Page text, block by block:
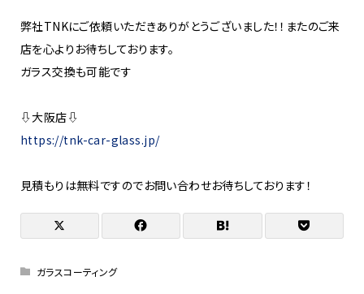
弊社TNKにご依頼いただきありがとうございました！！またのご来
店を心よりお待ちしております。
ガラス交換も可能です
⇩大阪店⇩
https://tnk-car-glass.jp/
見積もりは無料ですのでお問い合わせお待ちしております！
ガラスコーティング